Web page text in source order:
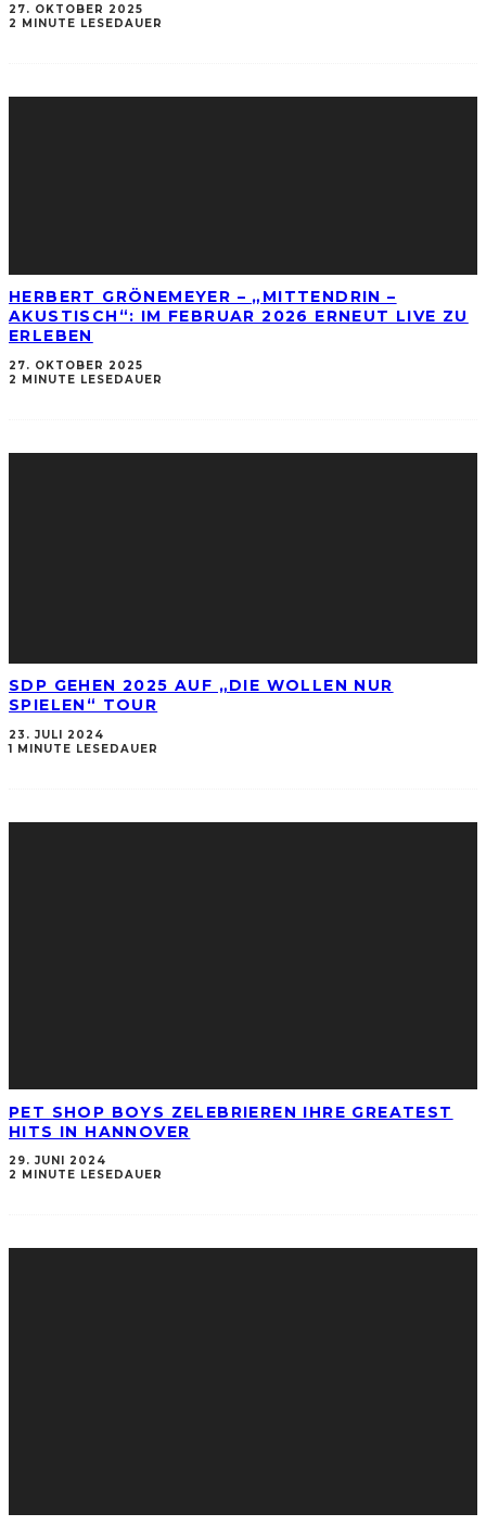
27. OKTOBER 2025
2 MINUTE LESEDAUER
HERBERT GRÖNEMEYER – „MITTENDRIN –
AKUSTISCH“: IM FEBRUAR 2026 ERNEUT LIVE ZU
ERLEBEN
27. OKTOBER 2025
2 MINUTE LESEDAUER
SDP GEHEN 2025 AUF „DIE WOLLEN NUR
SPIELEN“ TOUR
23. JULI 2024
1 MINUTE LESEDAUER
PET SHOP BOYS ZELEBRIEREN IHRE GREATEST
HITS IN HANNOVER
29. JUNI 2024
2 MINUTE LESEDAUER